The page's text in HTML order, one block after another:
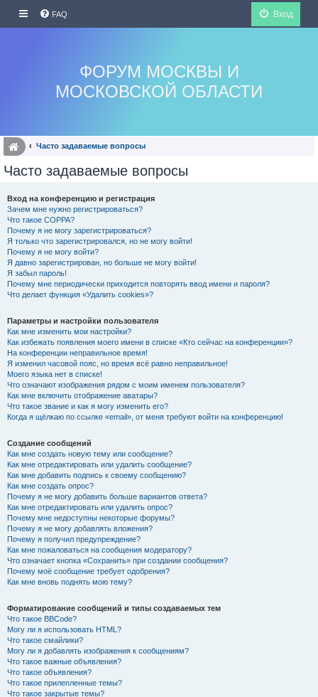
FAQ Вход
ФОРУМ МОСКВЫ И
МОСКОВСКОЙ ОБЛАСТИ
Часто задаваемые вопросы
Часто задаваемые вопросы
Вход на конференцию и регистрация
Зачем мне нужно регистрироваться?
Что такое COPPA?
Почему я не могу зарегистрироваться?
Я только что зарегистрировался, но не могу войти!
Почему я не могу войти?
Я давно зарегистрирован, но больше не могу войти!
Я забыл пароль!
Почему мне периодически приходится повторять ввод имени и пароля?
Что делает функция «Удалить cookies»?
Параметры и настройки пользователя
Как мне изменить мои настройки?
Как избежать появления моего имени в списке «Кто сейчас на конференции»?
На конференции неправильное время!
Я изменил часовой пояс, но время всё равно неправильное!
Моего языка нет в списке!
Что означают изображения рядом с моим именем пользователя?
Как мне включить отображение аватары?
Что такое звание и как я могу изменить его?
Когда я щёлкаю по ссылке «email», от меня требуют войти на конференцию!
Создание сообщений
Как мне создать новую тему или сообщение?
Как мне отредактировать или удалить сообщение?
Как мне добавить подпись к своему сообщению?
Как мне создать опрос?
Почему я не могу добавить больше вариантов ответа?
Как мне отредактировать или удалить опрос?
Почему мне недоступны некоторые форумы?
Почему я не могу добавлять вложения?
Почему я получил предупреждение?
Как мне пожаловаться на сообщения модератору?
Что означает кнопка «Сохранить» при создании сообщения?
Почему моё сообщение требует одобрения?
Как мне вновь поднять мою тему?
Форматирование сообщений и типы создаваемых тем
Что такое BBCode?
Могу ли я использовать HTML?
Что такое смайлики?
Могу ли я добавлять изображения к сообщениям?
Что такое важные объявления?
Что такое объявления?
Что такое прилепленные темы?
Что такое закрытые темы?